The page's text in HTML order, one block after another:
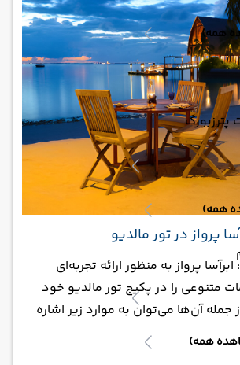
همه)
همه)
همه)
پرواز در تور مالدیو
پرواز به منظور ارائه تجربه‌ای
متنوعی را در پکیج تور مالدیو خود
جمله آن‌ها می‌توان به موارد زیر اشاره